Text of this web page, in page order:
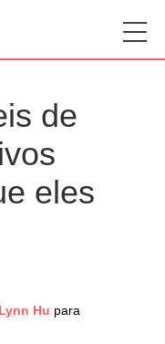
de
eles
Lynn Hu para